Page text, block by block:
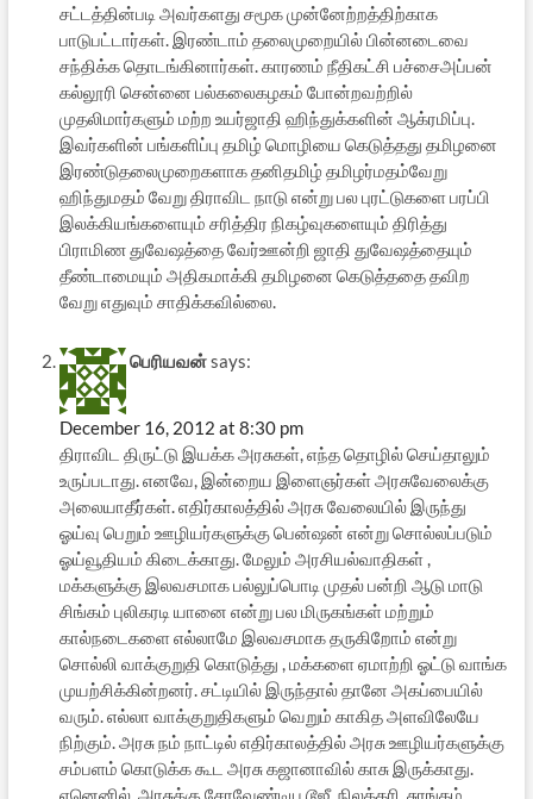
சட்டத்தின்படி அவர்களது சமூக முன்னேற்றத்திற்காக
பாடுபட்டார்கள். இரண்டாம் தலைமுறையில் பின்னடைவை
சந்திக்க தொடங்கினார்கள். காரணம் நீதிகட்சி பச்சைஅப்பன்
கல்லூரி சென்னை பல்கலைகழகம் போன்றவற்றில்
முதலிமார்களும் மற்ற உயர்ஜாதி ஹிந்துக்களின் ஆக்ரமிப்பு.
இவர்களின் பங்களிப்பு தமிழ் மொழியை கெடுத்தது தமிழனை
இரண்டுதலைமுறைகளாக தனிதமிழ் தமிழர்மதம்வேறு
ஹிந்துமதம் வேறு திராவிட நாடு என்று பல புரட்டுகளை பரப்பி
இலக்கியங்களையும் சரித்திர நிகழ்வுகளையும் திரித்து
பிராமிண துவேஷத்தை வேர்ஊன்றி ஜாதி துவேஷத்தையும்
தீண்டாமையும் அதிகமாக்கி தமிழனை கெடுத்ததை தவிற
வேறு எதுவும் சாதிக்கவில்லை.
பெரியவன்says:
December 16, 2012 at 8:30 pm
திராவிட திருட்டு இயக்க அரசுகள், எந்த தொழில் செய்தாலும்
உருப்படாது. எனவே, இன்றைய இளைஞர்கள் அரசுவேலைக்கு
அலையாதீர்கள். எதிர்காலத்தில் அரசு வேலையில் இருந்து
ஓய்வு பெறும் ஊழியர்களுக்கு பென்ஷன் என்று சொல்லப்படும்
ஓய்வூதியம் கிடைக்காது. மேலும் அரசியல்வாதிகள் ,
மக்களுக்கு இலவசமாக பல்லுப்பொடி முதல் பன்றி ஆடு மாடு
சிங்கம் புலிகரடி யானை என்று பல மிருகங்கள் மற்றும்
கால்நடைகளை எல்லாமே இலவசமாக தருகிறோம் என்று
சொல்லி வாக்குறுதி கொடுத்து , மக்களை ஏமாற்றி ஓட்டு வாங்க
முயற்சிக்கின்றனர். சட்டியில் இருந்தால் தானே அகப்பையில்
வரும். எல்லா வாக்குறுதிகளும் வெறும் காகித அளவிலேயே
நிற்கும். அரசு நம் நாட்டில் எதிர்காலத்தில் அரசு ஊழியர்களுக்கு
சம்பளம் கொடுக்க கூட அரசு கஜானாவில் காசு இருக்காது.
ஏனெனில், அரசுக்கு சேரவேண்டிய டூஜீ, நிலக்கரி, சுரங்கம் ,